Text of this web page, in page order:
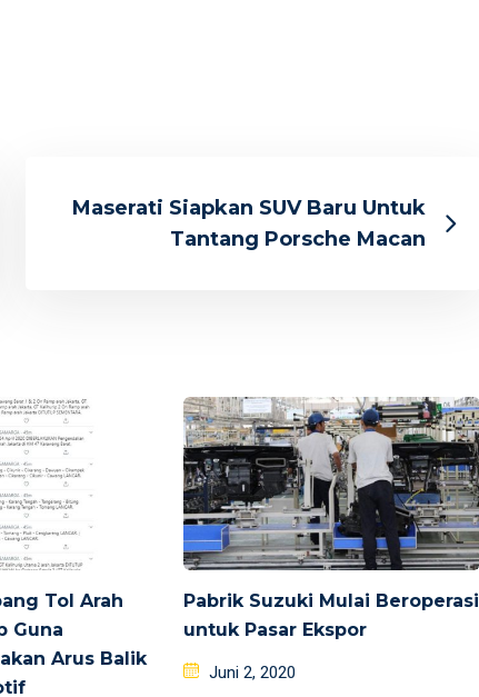
Maserati Siapkan SUV Baru Untuk
Tantang Porsche Macan
Tol Arah
Guna
Arus Balik
Pabrik Suzuki Mulai Beroperasi
untuk Pasar Ekspor
Posted
Juni 2, 2020